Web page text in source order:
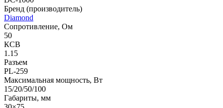
Бренд (производитель)
Diamond
Сопротивление, Ом
50
КСВ
1.15
Разъем
PL-259
Максимальная мощность, Вт
15/20/50/100
Габариты, мм